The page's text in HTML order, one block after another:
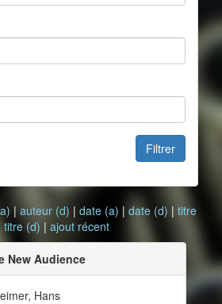
Filtrer
| auteur (d) | date (a) | date (d) | titre
titre (d) | ajout récent
New Audience
Hans